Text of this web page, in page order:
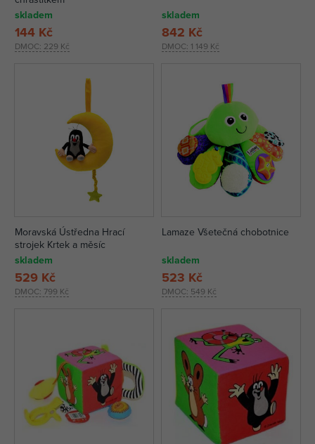
skladem
DMOC: 229 Kč
144 Kč
skladem
DMOC: 1 149 Kč
842 Kč
Moravská Ústředna Hrací
strojek Krtek a měsíc
skladem
DMOC: 799 Kč
529 Kč
Lamaze Všetečná chobotnice
skladem
DMOC: 549 Kč
523 Kč